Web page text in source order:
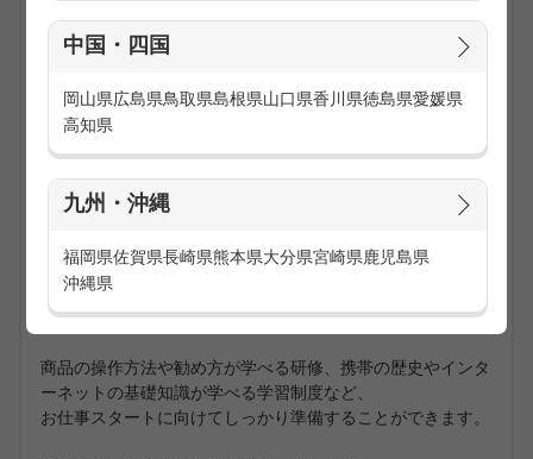
中国・四国
岡山県広島県鳥取県島根県山口県香川県徳島県愛媛県
高知県
九州・沖縄
福岡県佐賀県長崎県熊本県大分県宮崎県鹿児島県
沖縄県
商品のこと接客の仕方、最初はみんなわからず不安。
そんな不安を払拭する研修やサポート体制が整っています。
なのでほとんどの方が未経験からスタートしています。
商品の操作方法や勧め方が学べる研修、携帯の歴史やインタ
ーネットの基礎知識が学べる学習制度など、
お仕事スタートに向けてしっかり準備することができます。